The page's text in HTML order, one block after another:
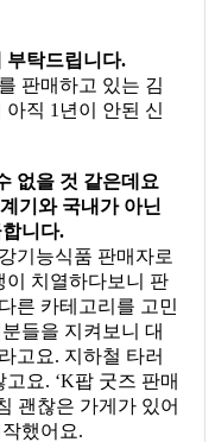
부탁드립니다.
판매하고 있는 김
직 1년이 안된 신
없을 것 같은데요
기와 국내가 아닌
니다.
기능식품 판매자로
이 치열하다보니 판
른 카테고리를 고민
들을 지켜보니 대
고요. 지하철 타러
요. ‘K팝 굿즈 판매
괜찮은 가게가 있어
했어요.